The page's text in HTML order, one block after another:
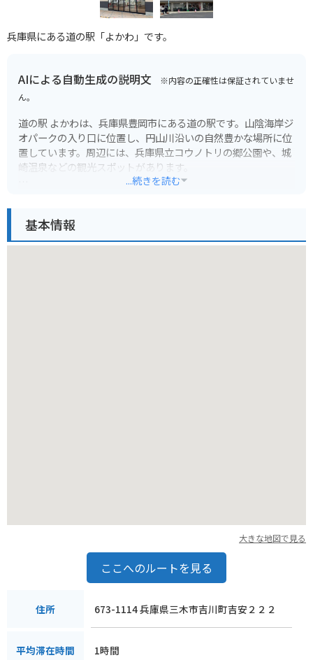
兵庫県にある道の駅「よかわ」です。
AIによる自動生成の説明文 ※内容の正確性は保証されていませ
ん。
道の駅 よかわは、兵庫県豊岡市にある道の駅です。山陰海岸ジ
オパークの入り口に位置し、円山川沿いの自然豊かな場所に位
置しています。周辺には、兵庫県立コウノトリの郷公園や、城
崎温泉などの観光スポットがあります。
では但馬牛を使った料理や、地元で採れた新鮮な魚介類を使っ
た料理が楽しめます。また、情報コーナーでは、周辺の観光情
バイクで道の駅 よかわを訪れる際は、山陰海岸ジオパークの美
地方は自然豊かな地域なので、都会の喧騒を離れて、自然の中
でゆったりとした時間を過ごすことができます。
...続きを読む
基本情報
大きな地図で見る
ここへのルートを見る
住所 673-1114 兵庫県三木市吉川町吉安２２２
平均滞在時間 1時間